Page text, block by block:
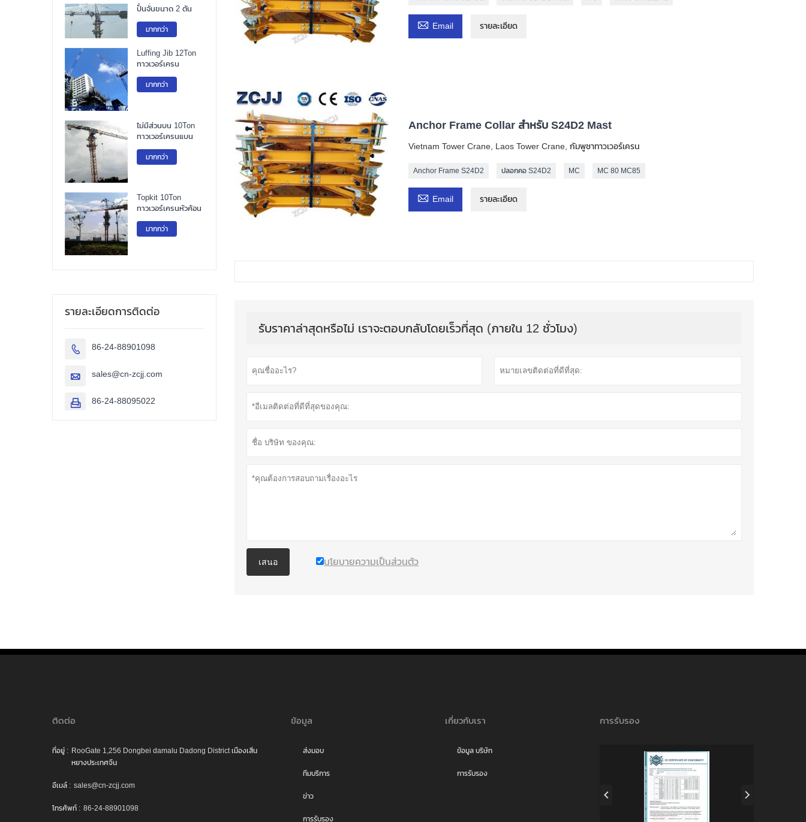
 Email รายละเอียด
Anchor Frame Collar สำหรับ S24D2 Mast
Vietnam Tower Crane, Laos Tower Crane, กัมพูชาทาวเวอร์เครน
Anchor Frame S24D2 ปลอกคอ S24D2 MC MC 80 MC85
 Email รายละเอียด
รับราคาล่าสุดหรือไม่ เราจะตอบกลับโดยเร็วที่สุด (ภายใน 12 ชั่วโมง)
เสนอ นโยบายความเป็นส่วนตัว
ปั้นจั่นขนาด 2 ตัน
มากกว่า
Luffing Jib 12Ton
ทาวเวอร์เครน
มากกว่า
ไม่มีส่วนบน 10Ton
ทาวเวอร์เครนแบน
มากกว่า
Topkit 10Ton
ทาวเวอร์เครนหัวค้อน
มากกว่า
รายละเอียดการติดต่อ
 86-24-88901098
 sales@cn-zcjj.com
 86-24-88095022
ติดต่อ
ที่อยู่ : RooGate 1,256 Dongbei damalu Dadong District เมืองเสิ่น
หยางประเทศจีน
อีเมล์ : sales@cn-zcjj.com
โทรศัพท์ : 86-24-88901098
ข้อมูล
ส่งมอบ
ทีมบริการ
ข่าว
การรับรอง
เกี่ยวกับเรา
ข้อมูล บริษัท
การรับรอง
การรับรอง